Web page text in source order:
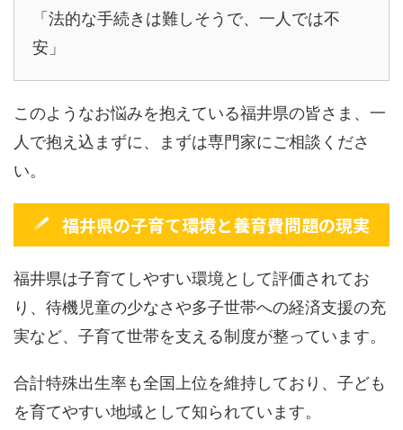
「法的な手続きは難しそうで、一人では不
安」
このようなお悩みを抱えている福井県の皆さま、一
人で抱え込まずに、まずは専門家にご相談くださ
い。
福井県の子育て環境と養育費問題の現実
福井県は子育てしやすい環境として評価されてお
り、待機児童の少なさや多子世帯への経済支援の充
実など、子育て世帯を支える制度が整っています。
合計特殊出生率も全国上位を維持しており、子ども
を育てやすい地域として知られています。